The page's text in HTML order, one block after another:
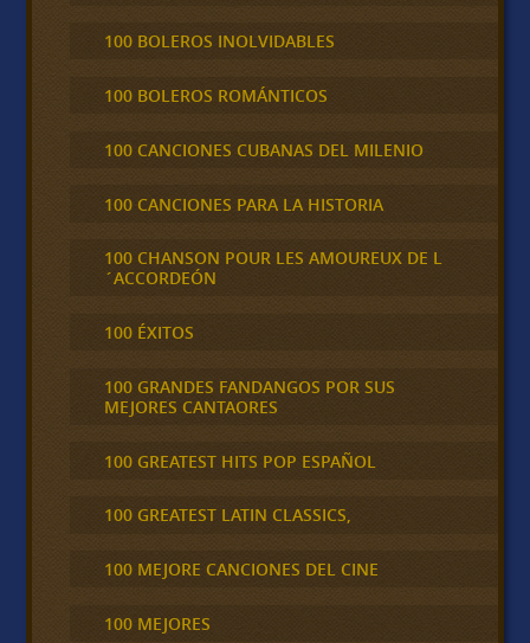
100 BOLEROS INOLVIDABLES
100 BOLEROS ROMÁNTICOS
100 CANCIONES CUBANAS DEL MILENIO
100 CANCIONES PARA LA HISTORIA
100 CHANSON POUR LES AMOUREUX DE L
´ACCORDEÓN
100 ÉXITOS
100 GRANDES FANDANGOS POR SUS
MEJORES CANTAORES
100 GREATEST HITS POP ESPAÑOL
100 GREATEST LATIN CLASSICS,
100 MEJORE CANCIONES DEL CINE
100 MEJORES